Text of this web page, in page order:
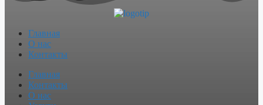
Главная
О нас
Контакты
Menu
Главная
Контакты
О нас